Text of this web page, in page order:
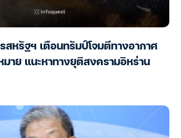
สหรัฐฯ เตือนทรัมป์โจมตีทางอากาศ
มาย แนะหาทางยุติสงครามอิหร่าน